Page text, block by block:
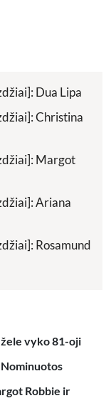
Dua Lipa
Christina
Margot
Ariana
Rosamund
vyko 81-oji
Robbie ir